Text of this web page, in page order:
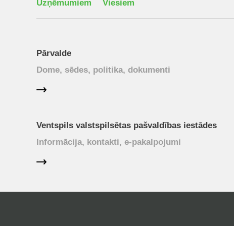
Uzņēmumiem Viesiem
Pārvalde
Dome, sēdes, politika, dokumenti
Ventspils valstspilsētas pašvaldības iestādes
Informācija, kontakti, e-pakalpojumi